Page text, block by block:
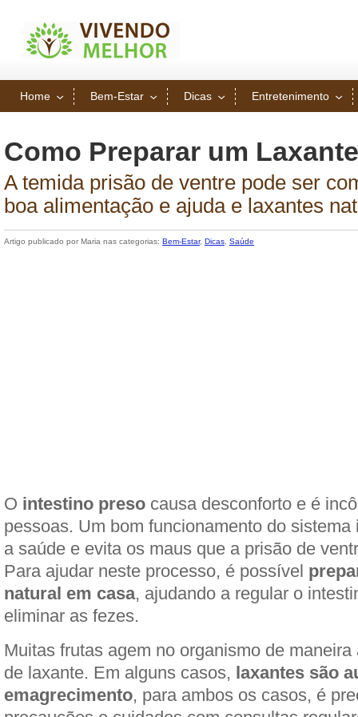
Home Bem-Estar Dicas Entretenimento
Como Preparar um
A temida prisão de ventre pode ser
boa alimentação e ajuda e laxantes
Artigo publicado por Maria nas categorias: Bem-Estar, Dicas Saúde
O intestino preso causa desconforto e é
pessoas. Um bom funcionamento do sistema
a saúde e evita os maus que a prisão de
Para ajudar neste processo, é possível
natural em casa, ajudando a regular o
eliminar as fezes.
Muitas frutas agem no organismo de
de laxante. Em alguns casos, laxantes são
emagrecimento, para ambos os casos, é